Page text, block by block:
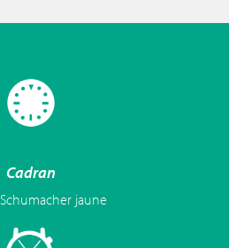
Cadran
jaune